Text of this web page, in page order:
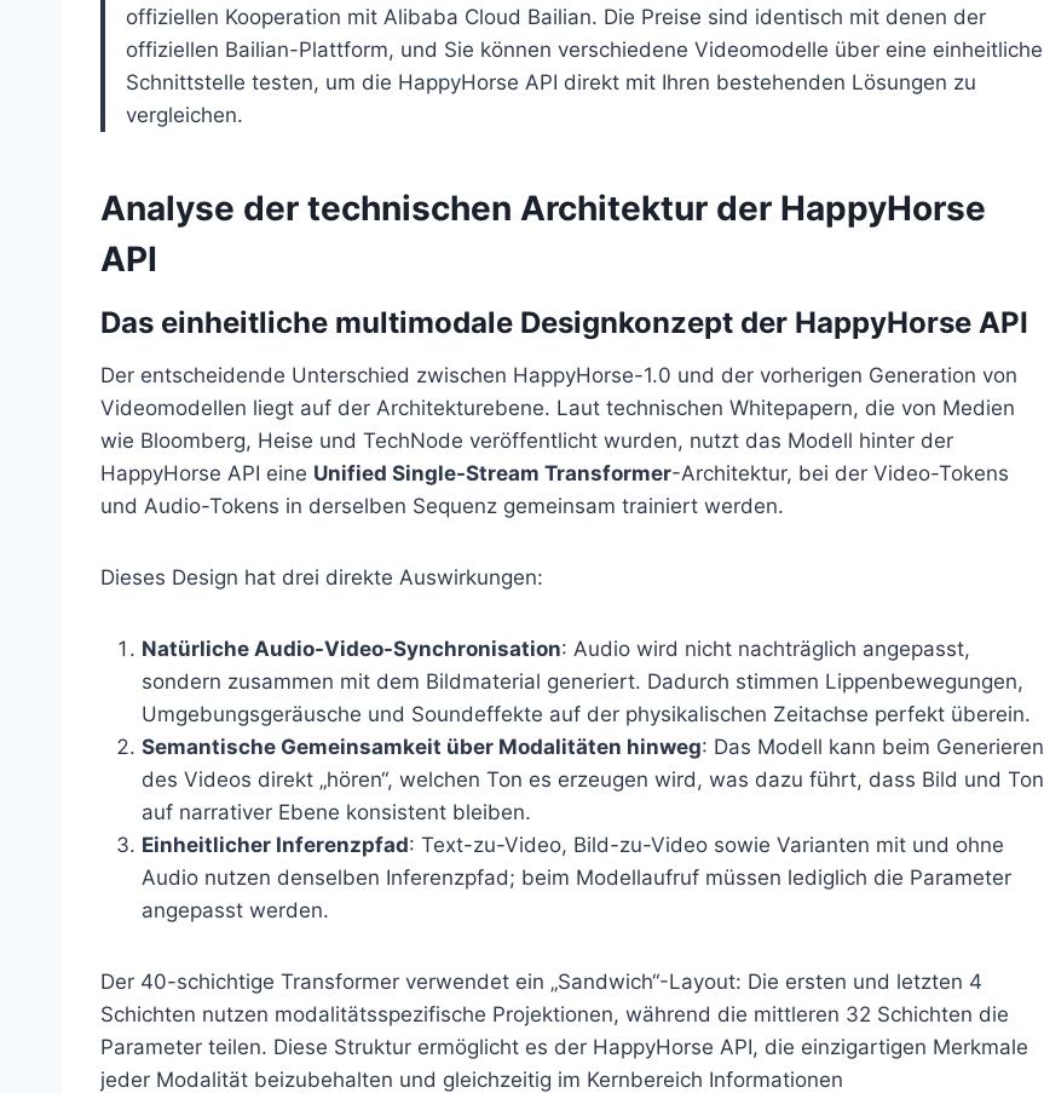
offiziellen Kooperation mit Alibaba Cloud Bailian. Die Preise sind identisch mit denen der
offiziellen Bailian-Plattform, und Sie können verschiedene Videomodelle über eine einheitliche
Schnittstelle testen, um die HappyHorse API direkt mit Ihren bestehenden Lösungen zu
vergleichen.
Analyse der technischen Architektur der HappyHorse
API
Das einheitliche multimodale Designkonzept der HappyHorse API
Der entscheidende Unterschied zwischen HappyHorse-1.0 und der vorherigen Generation von
Videomodellen liegt auf der Architekturebene. Laut technischen Whitepapern, die von Medien
wie Bloomberg, Heise und TechNode veröffentlicht wurden, nutzt das Modell hinter der
HappyHorse API eine Unified Single-Stream Transformer-Architektur, bei der Video-Tokens
und Audio-Tokens in derselben Sequenz gemeinsam trainiert werden.
Dieses Design hat drei direkte Auswirkungen:
Natürliche Audio-Video-Synchronisation: Audio wird nicht nachträglich angepasst,
sondern zusammen mit dem Bildmaterial generiert. Dadurch stimmen Lippenbewegungen,
Umgebungsgeräusche und Soundeffekte auf der physikalischen Zeitachse perfekt überein.
Semantische Gemeinsamkeit über Modalitäten hinweg: Das Modell kann beim Generieren
des Videos direkt „hören“, welchen Ton es erzeugen wird, was dazu führt, dass Bild und Ton
auf narrativer Ebene konsistent bleiben.
Einheitlicher Inferenzpfad: Text-zu-Video, Bild-zu-Video sowie Varianten mit und ohne
Audio nutzen denselben Inferenzpfad; beim Modellaufruf müssen lediglich die Parameter
angepasst werden.
Der 40-schichtige Transformer verwendet ein „Sandwich“-Layout: Die ersten und letzten 4
Schichten nutzen modalitätsspezifische Projektionen, während die mittleren 32 Schichten die
Parameter teilen. Diese Struktur ermöglicht es der HappyHorse API, die einzigartigen Merkmale
jeder Modalität beizubehalten und gleichzeitig im Kernbereich Informationen